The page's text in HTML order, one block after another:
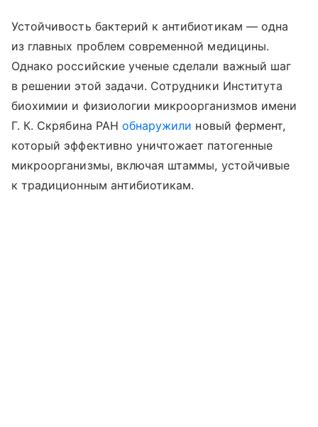
Устойчивость бактерий к антибиотикам — одна
из главных проблем современной медицины.
Однако российские ученые сделали важный шаг
в решении этой задачи. Сотрудники Института
биохимии и физиологии микроорганизмов имени
Г. К. Скрябина РАН обнаружили новый фермент,
который эффективно уничтожает патогенные
микроорганизмы, включая штаммы, устойчивые
к традиционным антибиотикам.